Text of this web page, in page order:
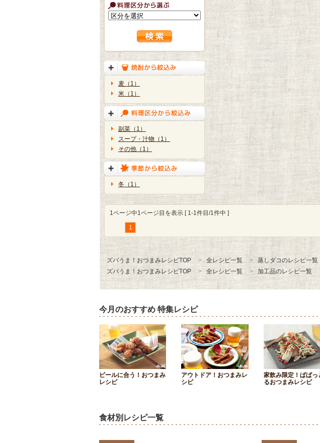
麦（1）
米（1）
副菜（1）
スープ・汁物（1）
その他（1）
冬（1）
1ページ中1ページ目を表示 [ 1-1件目/1件中 ]
1
ズバうま！おつまみレシピTOP 全レシピ一覧
蒸しダコのレシピ一覧
ズバうま！おつまみレシピTOP
全レシピ一覧 加工品のレシピ一覧
今月のおすすめ 特集レシピ
ビールに合う！おつまみ
レシピ
アウトドア！おつまみレ
シピ
家飲み限定！ぱぱっ
るおつまみレシピ
食材別レシピ一覧